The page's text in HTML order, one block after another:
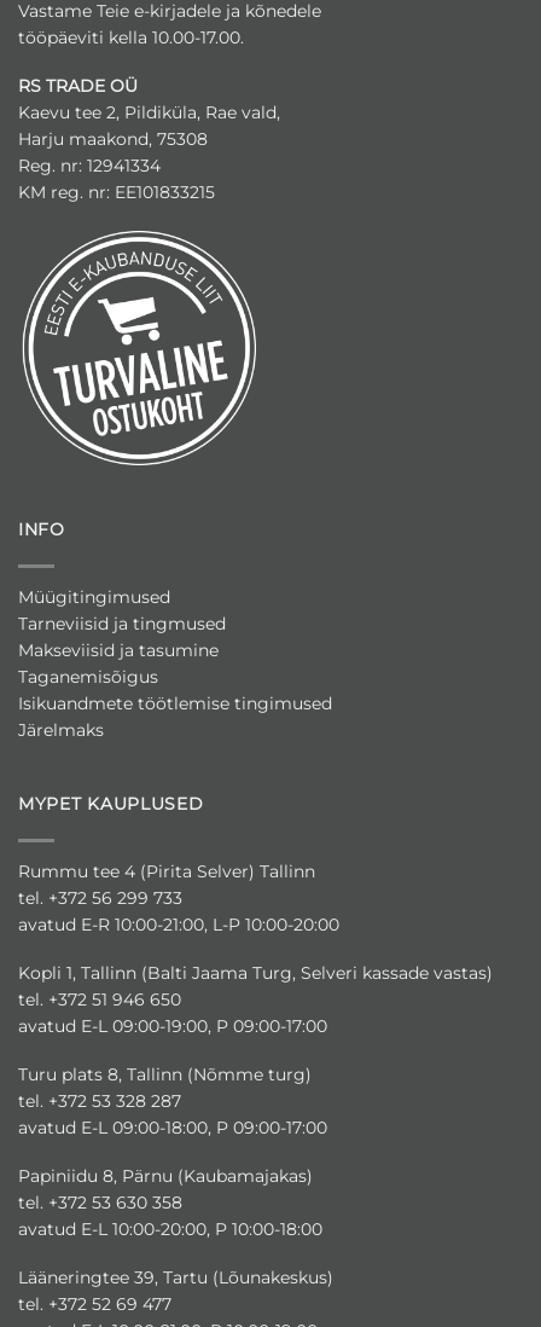
Vastame Teie e-kirjadele ja kõnedele
tööpäeviti kella 10.00-17.00.
RS TRADE OÜ
Kaevu tee 2, Pildiküla, Rae vald,
Harju maakond, 75308
Reg. nr: 12941334
KM reg. nr: EE101833215
INFO
Müügitingimused
Tarneviisid ja tingmused
Makseviisid ja tasumine
Taganemisõigus
Isikuandmete töötlemise tingimused
Järelmaks
MYPET KAUPLUSED
Rummu tee 4 (Pirita Selver) Tallinn
tel. +372 56 299 733
avatud E-R 10:00-21:00, L-P 10:00-20:00
Kopli 1, Tallinn (Balti Jaama Turg, Selveri kassade vastas)
tel. +372 51 946 650
avatud E-L 09:00-19:00, P 09:00-17:00
Turu plats 8, Tallinn (Nõmme turg)
tel. +372 53 328 287
avatud E-L 09:00-18:00, P 09:00-17:00
Papiniidu 8, Pärnu (Kaubamajakas)
tel. +372 53 630 358
avatud E-L 10:00-20:00, P 10:00-18:00
Lääneringtee 39, Tartu (Lõunakeskus)
tel. +372 52 69 477